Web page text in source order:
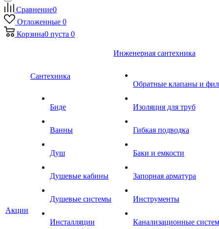
Сравнение0
Отложенные 0
Корзина0 пуста 0
Акции
Сантехника
Биде
Ванны
Душ
Душевые кабины
Душевые системы
Инсталляции
Инженерная сантехника
Обратные клапаны и
Изоляция для труб
Гибкая подводка
Баки и емкости
Запорная арматура
Инструменты
Канализационные